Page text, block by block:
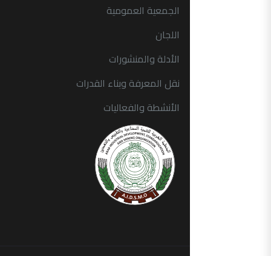
الجمعية العمومية
اللجان
الأدلة والمنشورات
نقل المعرفة وبناء القدرات
الأنشطة والفعاليات